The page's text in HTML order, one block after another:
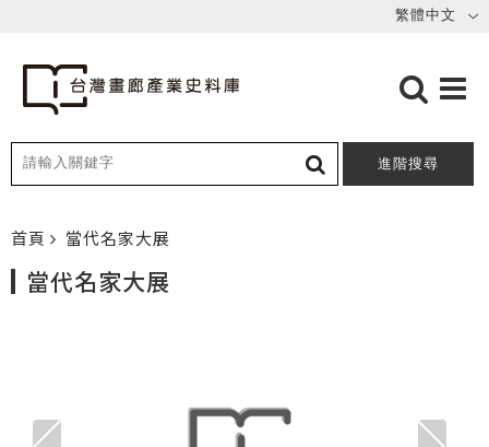
進階搜尋
首頁 當代名家大展
當代名家大展